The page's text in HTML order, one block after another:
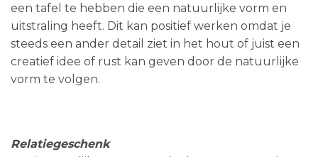
een tafel te hebben die een natuurlijke vorm en
uitstraling heeft. Dit kan positief werken omdat je
steeds een ander detail ziet in het hout of juist een
creatief idee of rust kan geven door de natuurlijke
vorm te volgen.
Relatiegeschenk